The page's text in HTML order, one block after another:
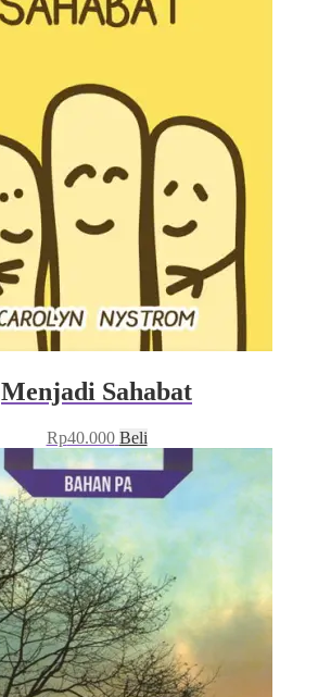
Menjadi Sahabat
Rp40.000 Beli